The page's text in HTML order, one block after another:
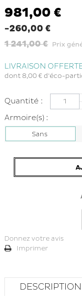
981,00 €
-260,00 €
1 241,00 € Prix
LIVRAISON
dont 8,00 € d'éco-
Quantité :
Armoire(s) :
Sans
Donnez votre avis
Imprimer
DESCRIPTION